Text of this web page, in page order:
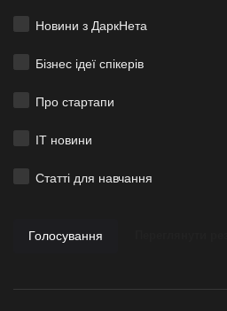
Новини з ДаркНета
Бізнес ідеї спікерів
Про стартапи
ІТ новини
Статті для навчання
Голосування